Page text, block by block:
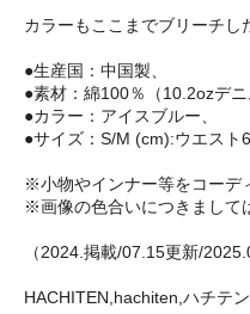
カラーもここまでブリーチし
●生産国：中国製、
●素材：綿100％（10.2ozデニ
●カラー：アイスブルー、
●サイズ：S/M (cm):ウエスト
※小物やインナー等をコーデ
※画像の色合いにつきまして
（2024.掲載/07.15更新/
HACHITEN,hachiten,ハチテ